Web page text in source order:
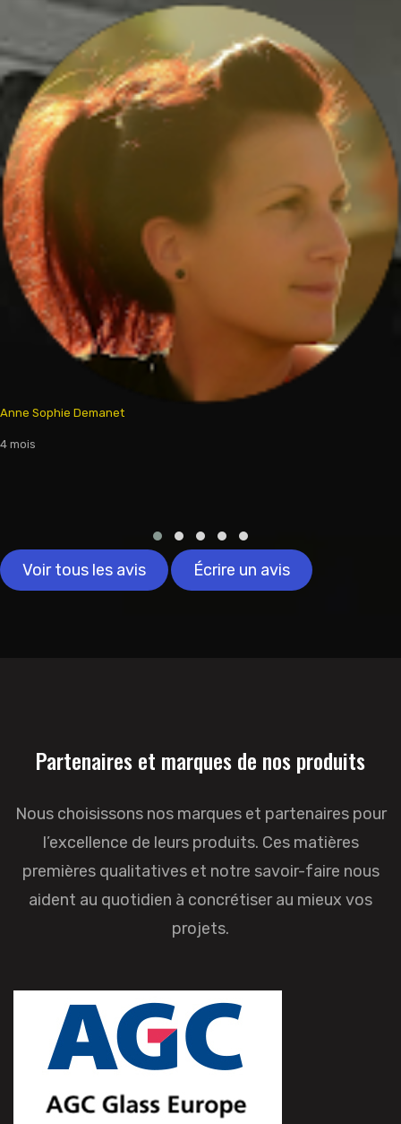
Anne Sophie Demanet
4 mois
Voir tous les avis Écrire un avis
Partenaires et marques de nos produits
Nous choisissons nos marques et partenaires pour
l’excellence de leurs produits. Ces matières
premières qualitatives et notre savoir-faire nous
aident au quotidien à concrétiser au mieux vos
projets.